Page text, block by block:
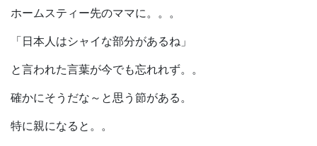
ホームスティー先のママに。。。
「日本人はシャイな部分があるね」
と言われた言葉が今でも忘れれず。。
確かにそうだな～と思う節がある。
特に親になると。。